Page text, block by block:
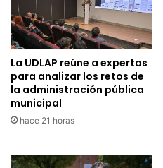
La UDLAP reúne a expertos
para analizar los retos de
la administración pública
municipal
hace 21 horas